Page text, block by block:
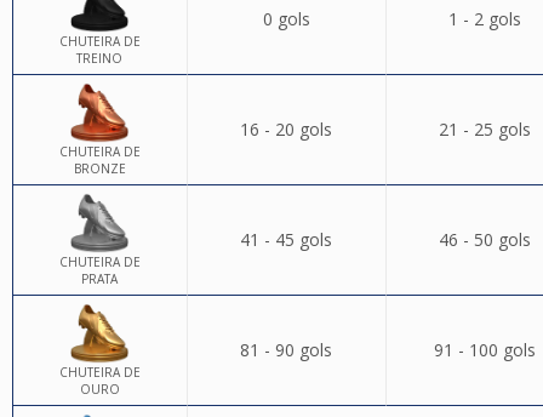
CHUTEIRA DE
TREINO
0 gols 1 - 2 gols
CHUTEIRA DE
BRONZE
16 - 20 gols 21 - 25 gols
CHUTEIRA DE
PRATA
41 - 45 gols 46 - 50 gols
CHUTEIRA DE
OURO
81 - 90 gols 91 - 100 gols